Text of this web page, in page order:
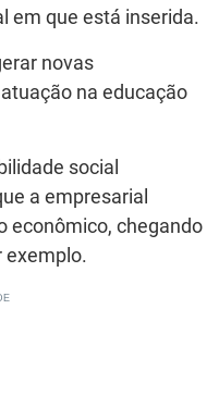
em que está inserida.
novas
na educação
social
a empresarial
econômico, chegando
exemplo.